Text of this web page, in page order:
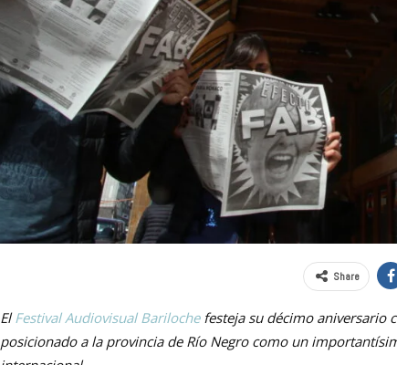
Share
El Festival Audiovisual Barilochefesteja su décimo aniversario
posicionado a la provincia de Río Negro como un